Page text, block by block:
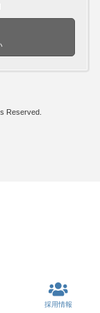
Reserved.
採用情報